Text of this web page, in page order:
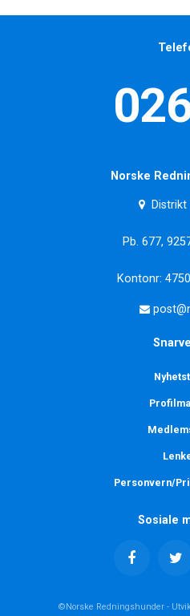
Norske
Pb. 677,
Kontonr:
Personvern/
Sosiale
©Norske Redningshunder -